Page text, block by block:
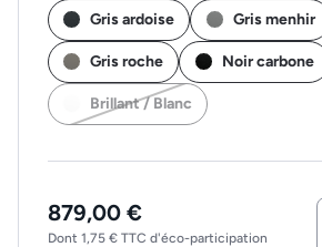
Gris ardoise Gris menhir
Gris roche Noir carbone
Brillant / Blanc
879,00 €
Dont 1,75 € TTC d'éco-participation